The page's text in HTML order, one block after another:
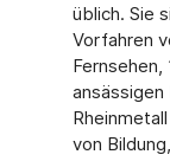
üblich. Sie
Vorfahren
Fernsehen,
ansässigen
von